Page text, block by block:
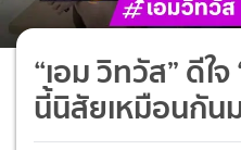
“เอม วิทวัส” ดีใ
นี้นิสัยเหมือนกัน